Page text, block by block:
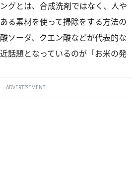
グとは、合成洗剤ではなく、人や
る素材を使って掃除をする方法の
ソーダ、クエン酸などが代表的な
話題となっているのが「お米の発
ADVERTISEMENT